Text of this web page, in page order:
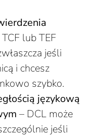
lub TEF
jeśli
i chcesz
szybko.
językową
– DCL może
jeśli